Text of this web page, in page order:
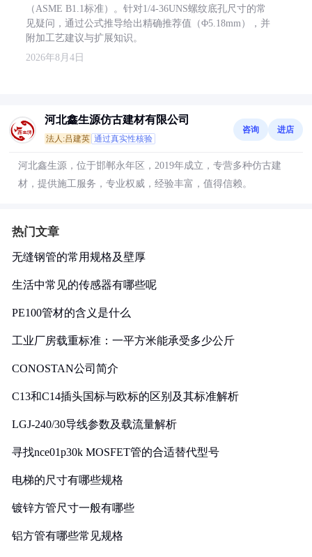
（ASME B1.1标准）。针对1/4-36UNS螺纹底孔尺寸的常
见疑问，通过公式推导给出精确推荐值（Φ5.18mm），并
附加工艺建议与扩展知识。
2026年8月4日
河北鑫生源仿古建材有限公司
法人:吕建英 通过真实性核验
咨询 进店
河北鑫生源，位于邯郸永年区，2019年成立，专营多种仿古建
材，提供施工服务，专业权威，经验丰富，值得信赖。
热门文章
无缝钢管的常用规格及壁厚
生活中常见的传感器有哪些呢
PE100管材的含义是什么
工业厂房载重标准：一平方米能承受多少公斤
CONOSTAN公司简介
C13和C14插头国标与欧标的区别及其标准解析
LGJ-240/30导线参数及载流量解析
寻找nce01p30k MOSFET管的合适替代型号
电梯的尺寸有哪些规格
镀锌方管尺寸一般有哪些
铝方管有哪些常见规格